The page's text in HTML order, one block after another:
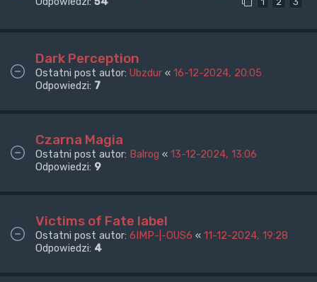
Dark Perception
Ostatni post autor: Ubzdur « 16-12-2024, 20:05
Odpowiedzi: 7
Czarna Magia
Ostatni post autor: Balrog « 13-12-2024, 13:06
Odpowiedzi: 9
Victims of Fate label
Ostatni post autor: 6IMP-|-OUS6 « 11-12-2024, 19:28
Odpowiedzi: 4